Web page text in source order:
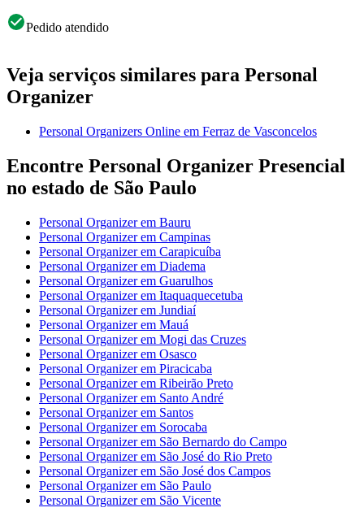
Pedido atendido
Veja serviços similares para Personal
Organizer
Personal Organizers Online em Ferraz de Vasconcelos
Encontre Personal Organizer Presencial
no estado de São Paulo
Personal Organizer em Bauru
Personal Organizer em Campinas
Personal Organizer em Carapicuíba
Personal Organizer em Diadema
Personal Organizer em Guarulhos
Personal Organizer em Itaquaquecetuba
Personal Organizer em Jundiaí
Personal Organizer em Mauá
Personal Organizer em Mogi das Cruzes
Personal Organizer em Osasco
Personal Organizer em Piracicaba
Personal Organizer em Ribeirão Preto
Personal Organizer em Santo André
Personal Organizer em Santos
Personal Organizer em Sorocaba
Personal Organizer em São Bernardo do Campo
Personal Organizer em São José do Rio Preto
Personal Organizer em São José dos Campos
Personal Organizer em São Paulo
Personal Organizer em São Vicente